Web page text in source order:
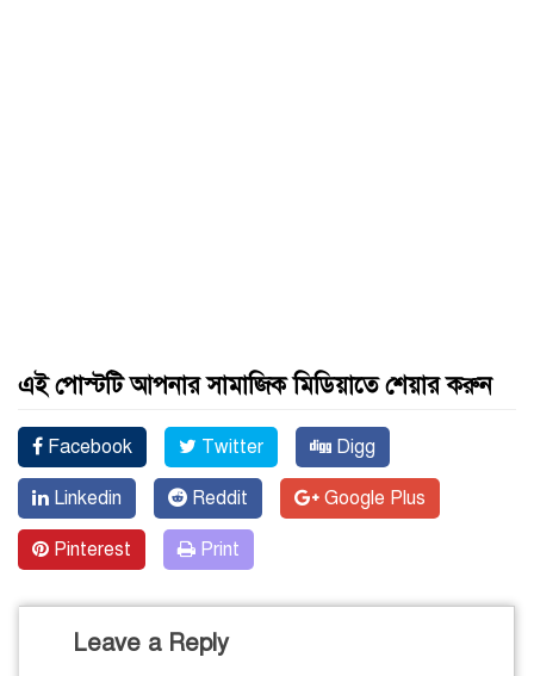
এই পোস্টটি আপনার সামাজিক মিডিয়াতে শেয়ার করুন
Facebook Twitter Digg
Linkedin Reddit Google Plus
Pinterest Print
Leave a Reply